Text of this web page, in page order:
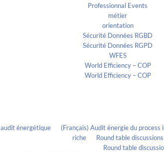
Professionnal Events
métier
orientation
Sécurité Données RGBD
Sécurité Données RGPD
WFES
World Efficiency – COP
World Efficiency – COP
audit énergétiqueon (Français) Audit énergie du
richeon Round table discussions
Round table